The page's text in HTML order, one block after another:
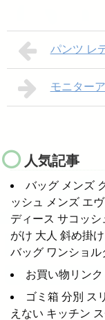
パンツ レ
モニターア
人気記事
バッグ メンズ
ッシュ メンズ エ
ディース サコッ
がけ 大人 斜め掛
バッグ ワンショ
お買い物リンク
ゴミ箱 分別 ス
えない キッチン